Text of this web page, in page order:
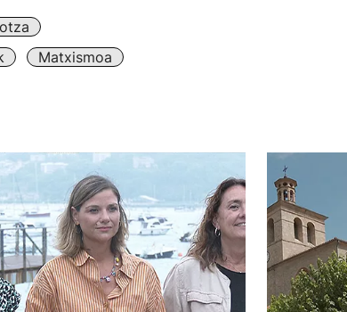
Matxismoa